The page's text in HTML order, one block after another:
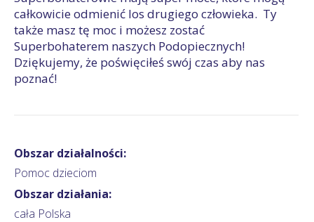
całkowicie odmienić los drugiego człowieka. Ty
także masz tę moc i możesz zostać
Superbohaterem naszych Podopiecznych!
Dziękujemy, że poświęciłeś swój czas aby nas
poznać!
Obszar działalności:
Pomoc dzieciom
Obszar działania:
cała Polska